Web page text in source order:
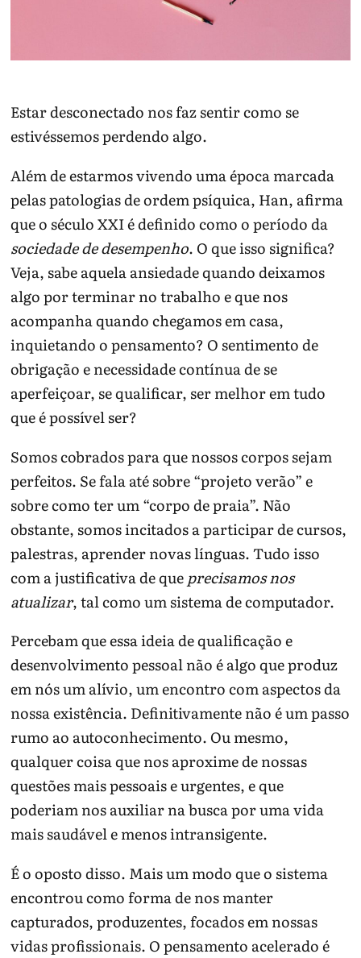
Estar desconectado nos faz sentir como se
estivéssemos perdendo algo.
Além de estarmos vivendo uma época marcada
pelas patologias de ordem psíquica, Han, afirma
que o século XXI é definido como o período da
sociedade de desempenho. O que isso significa?
Veja, sabe aquela ansiedade quando deixamos
algo por terminar no trabalho e que nos
acompanha quando chegamos em casa,
inquietando o pensamento? O sentimento de
obrigação e necessidade contínua de se
aperfeiçoar, se qualificar, ser melhor em tudo
que é possível ser?
Somos cobrados para que nossos corpos sejam
perfeitos. Se fala até sobre “projeto verão” e
sobre como ter um “corpo de praia”. Não
obstante, somos incitados a participar de cursos,
palestras, aprender novas línguas. Tudo isso
com a justificativa de que precisamos nos
atualizar, tal como um sistema de computador.
Percebam que essa ideia de qualificação e
desenvolvimento pessoal não é algo que produz
em nós um alívio, um encontro com aspectos da
nossa existência. Definitivamente não é um passo
rumo ao autoconhecimento. Ou mesmo,
qualquer coisa que nos aproxime de nossas
questões mais pessoais e urgentes, e que
poderiam nos auxiliar na busca por uma vida
mais saudável e menos intransigente.
É o oposto disso. Mais um modo que o sistema
encontrou como forma de nos manter
capturados, produzentes, focados em nossas
vidas profissionais. O pensamento acelerado é